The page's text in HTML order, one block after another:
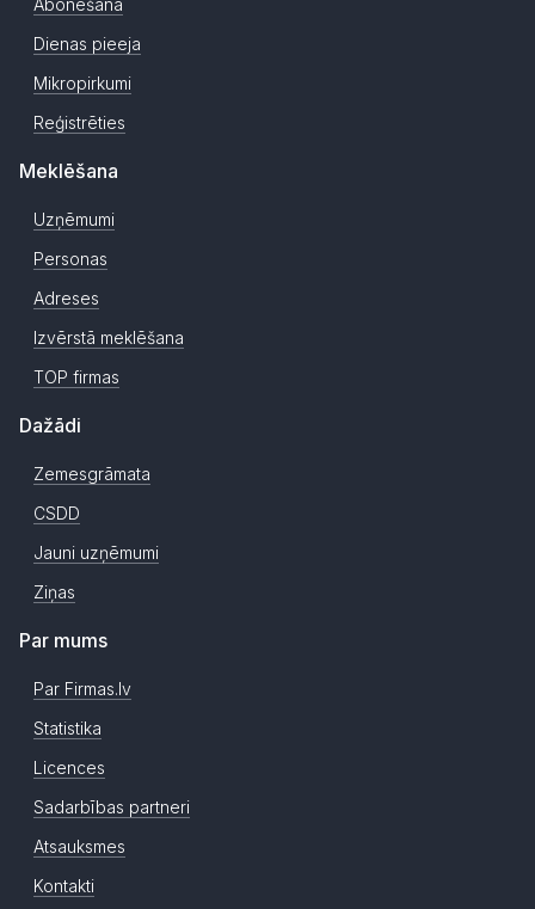
Abonēšana
Dienas pieeja
Mikropirkumi
Reģistrēties
Meklēšana
Uzņēmumi
Personas
Adreses
Izvērstā meklēšana
TOP firmas
Dažādi
Zemesgrāmata
CSDD
Jauni uzņēmumi
Ziņas
Par mums
Par Firmas.lv
Statistika
Licences
Sadarbības partneri
Atsauksmes
Kontakti